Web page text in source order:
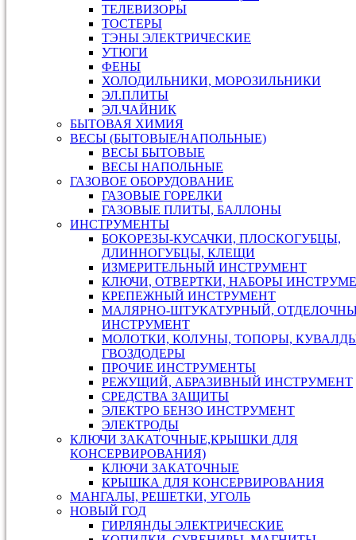
ТЕЛЕВИЗОРЫ
ТОСТЕРЫ
ТЭНЫ ЭЛЕКТРИЧЕСКИЕ
УТЮГИ
ФЕНЫ
ХОЛОДИЛЬНИКИ, МОРОЗИЛЬНИКИ
ЭЛ.ПЛИТЫ
ЭЛ.ЧАЙНИК
БЫТОВАЯ ХИМИЯ
ВЕСЫ (БЫТОВЫЕ/НАПОЛЬНЫЕ)
ВЕСЫ БЫТОВЫЕ
ВЕСЫ НАПОЛЬНЫЕ
ГАЗОВОЕ ОБОРУДОВАНИЕ
ГАЗОВЫЕ ГОРЕЛКИ
ГАЗОВЫЕ ПЛИТЫ, БАЛЛОНЫ
ИНСТРУМЕНТЫ
БОКОРЕЗЫ-КУСАЧКИ, ПЛОСКОГУБЦЫ,
ДЛИННОГУБЦЫ, КЛЕЩИ
ИЗМЕРИТЕЛЬНЫЙ ИНСТРУМЕНТ
КЛЮЧИ, ОТВЕРТКИ, НАБОРЫ
КРЕПЕЖНЫЙ ИНСТРУМЕНТ
МАЛЯРНО-ШТУКАТУРНЫЙ,
ИНСТРУМЕНТ
МОЛОТКИ, КОЛУНЫ, ТОПОРЫ,
ГВОЗДОДЕРЫ
ПРОЧИЕ ИНСТРУМЕНТЫ
РЕЖУЩИЙ, АБРАЗИВНЫЙ ИНСТРУМЕНТ
СРЕДСТВА ЗАЩИТЫ
ЭЛЕКТРО БЕНЗО ИНСТРУМЕНТ
ЭЛЕКТРОДЫ
КЛЮЧИ ЗАКАТОЧНЫЕ,КРЫШКИ ДЛЯ
КОНСЕРВИРОВАНИЯ)
КЛЮЧИ ЗАКАТОЧНЫЕ
КРЫШКА ДЛЯ КОНСЕРВИРОВАНИЯ
МАНГАЛЫ, РЕШЕТКИ, УГОЛЬ
НОВЫЙ ГОД
ГИРЛЯНДЫ ЭЛЕКТРИЧЕСКИЕ